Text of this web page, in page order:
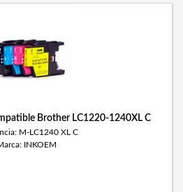
Brother LC1220-1240XL C
M-LC1240 XL C
INKOEM